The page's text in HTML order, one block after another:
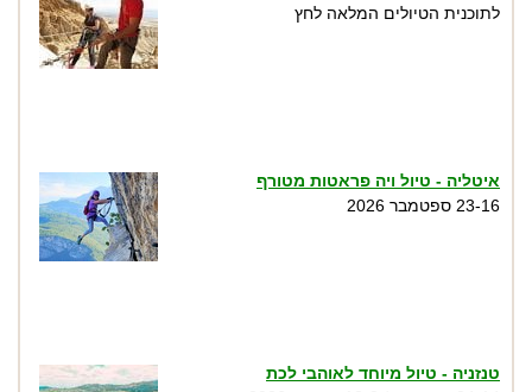
לתוכנית הטיולים המלאה לחץ
איטליה - טיול ויה פראטות מטורף
23-16 ספטמבר 2026
טנזניה - טיול מיוחד לאוהבי לכת